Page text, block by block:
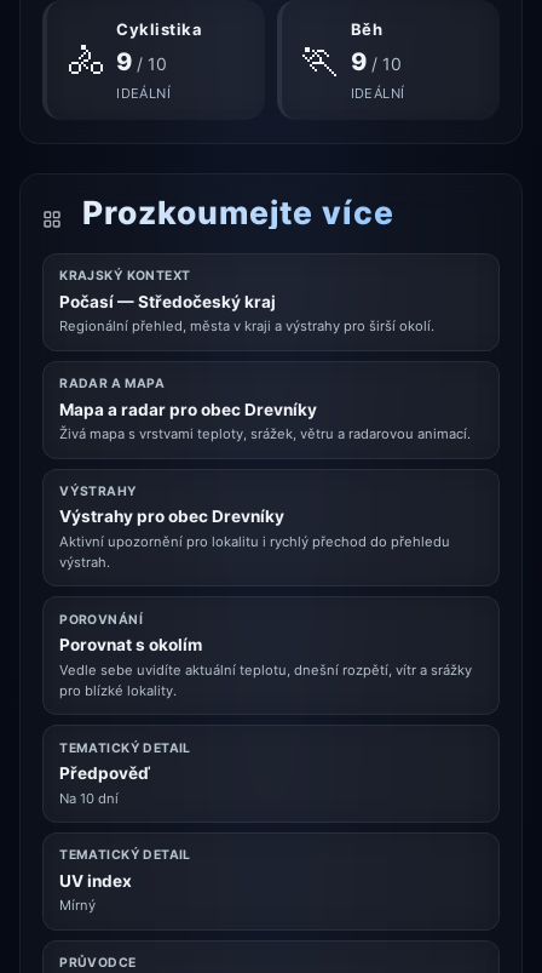
🚴
Cyklistika
9 / 10
IDEÁLNÍ
🏃
Běh
9/ 10
IDEÁLNÍ
Prozkoumejte více
KRAJSKÝ KONTEXT
Počasí — Středočeský kraj
Regionální přehled, města v kraji a výstrahy pro širší okolí.
RADAR A MAPA
Mapa a radar pro obec Drevníky
Živá mapa s vrstvami teploty, srážek, větru a radarovou animací.
VÝSTRAHY
Výstrahy pro obec Drevníky
Aktivní upozornění pro lokalitu i rychlý přechod do přehledu
výstrah.
POROVNÁNÍ
Porovnat s okolím
Vedle sebe uvidíte aktuální teplotu, dnešní rozpětí, vítr a srážky
pro blízké lokality.
TEMATICKÝ DETAIL
Předpověď
Na 10 dní
TEMATICKÝ DETAIL
UV index
Mírný
PRŮVODCE